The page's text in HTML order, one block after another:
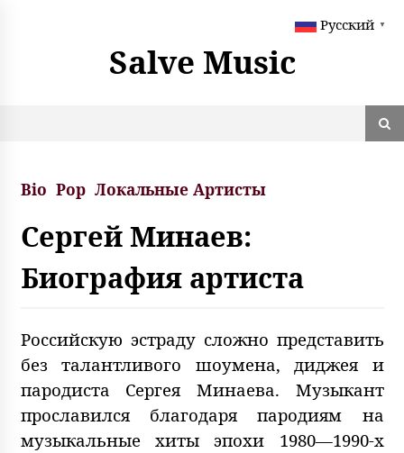
Salve Music
Bio Pop Локальные Артисты
Сергей Минаев:
Биография артиста
Российскую эстраду сложно представить
без талантливого шоумена, диджея и
пародиста Сергея Минаева. Музыкант
прославился благодаря пародиям на
музыкальные хиты эпохи 1980—1990-х
Русский ▼